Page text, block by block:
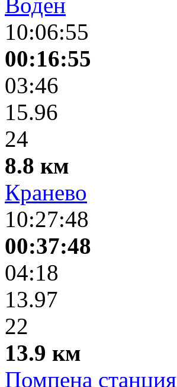
Воден
10:06:55
00:16:55
03:46
15.96
24
8.8 км
Кранево
10:27:48
00:37:48
04:18
13.97
22
13.9 км
Помпена станция